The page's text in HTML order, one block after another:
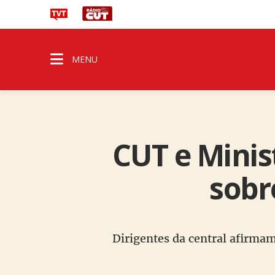
MENU
CUT e
Dirigentes da central